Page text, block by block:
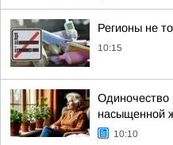
Регионы не
10:15
Одиночество
насыщенной
10:10